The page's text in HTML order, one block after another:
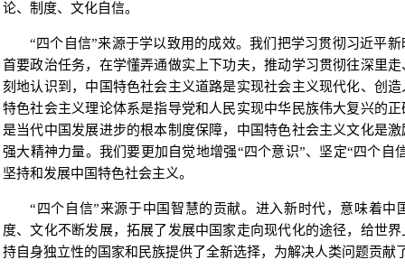
论、制度、文化自信。
“四个自信”来源于学以致用的成效。我们把学习贯彻习近平
首要政治任务，在学懂弄通做实上下功夫，推动学习贯彻往深里
刻地认识到，中国特色社会主义道路是实现社会主义现代化、创
特色社会主义理论体系是指导党和人民实现中华民族伟大复兴的
是当代中国发展进步的根本制度保障，中国特色社会主义文化是
强大精神力量。我们要更加自觉地增强“四个意识”、坚定“四个自
坚持和发展中国特色社会主义。
“四个自信”来源于中国智慧的贡献。进入新时代，意味着中
度、文化不断发展，拓展了发展中国家走向现代化的途径，给世
持自身独立性的国家和民族提供了全新选择，为解决人类问题贡献